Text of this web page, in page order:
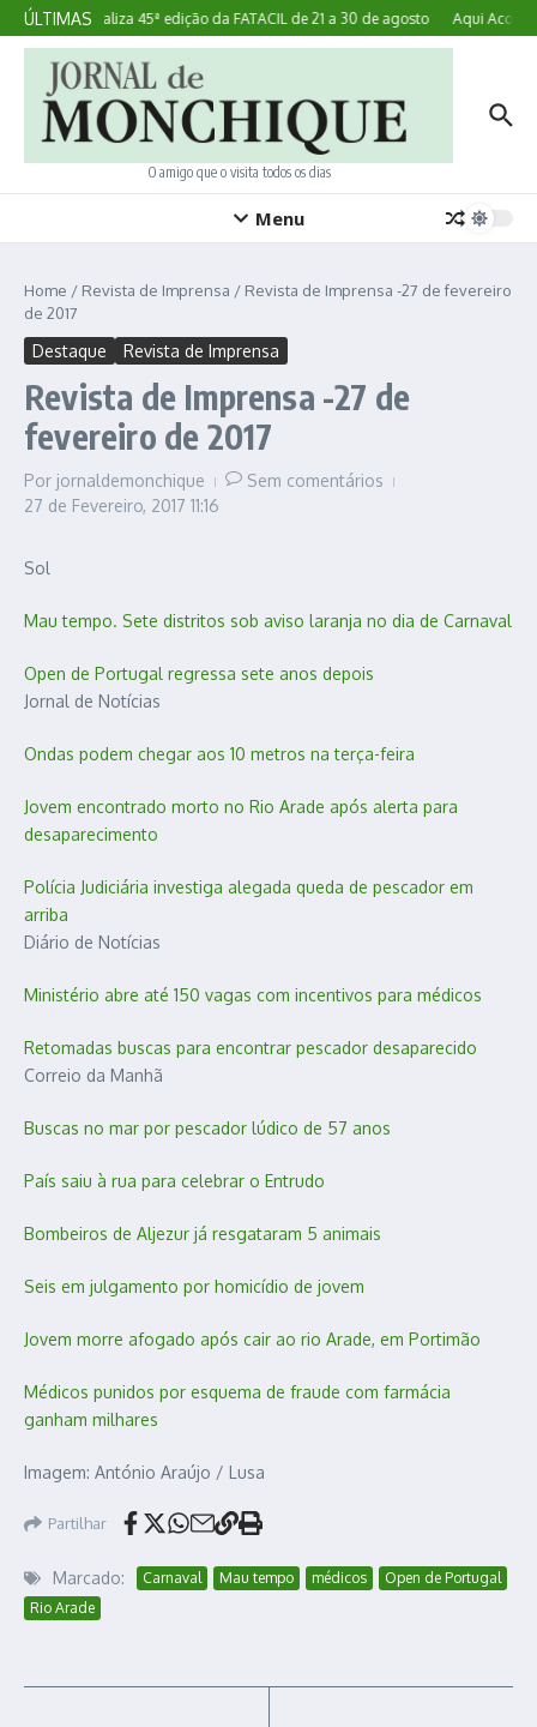
Ir para o conteúdo
ÚLTIMAS
Lagoa realiza 45ª edição da FATACIL de 21 a 30 de agosto Aqui
O amigo que o visita todos os dias
Menu
Home / Revista de Imprensa / Revista de Imprensa -27 de fevereiro
de 2017
Destaque Revista de Imprensa
Revista de Imprensa -27 de
fevereiro de 2017
Por jornaldemonchique
Sem comentários
27 de Fevereiro, 2017 11:16
Sol
Mau tempo. Sete distritos sob aviso laranja no dia de Carnaval
Open de Portugal regressa sete anos depois
Jornal de Notícias
Ondas podem chegar aos 10 metros na terça-feira
Jovem encontrado morto no Rio Arade após alerta para
desaparecimento
Polícia Judiciária investiga alegada queda de pescador em
arriba
Diário de Notícias
Ministério abre até 150 vagas com incentivos para médicos
Retomadas buscas para encontrar pescador desaparecido
Correio da Manhã
Buscas no mar por pescador lúdico de 57 anos
País saiu à rua para celebrar o Entrudo
Bombeiros de Aljezur já resgataram 5 animais
Seis em julgamento por homicídio de jovem
Jovem morre afogado após cair ao rio Arade, em Portimão
Médicos punidos por esquema de fraude com farmácia
ganham milhares
Imagem: António Araújo / Lusa
Partilhar
Marcado: Carnaval Mau tempo médicos
Open de Portugal
Rio Arade